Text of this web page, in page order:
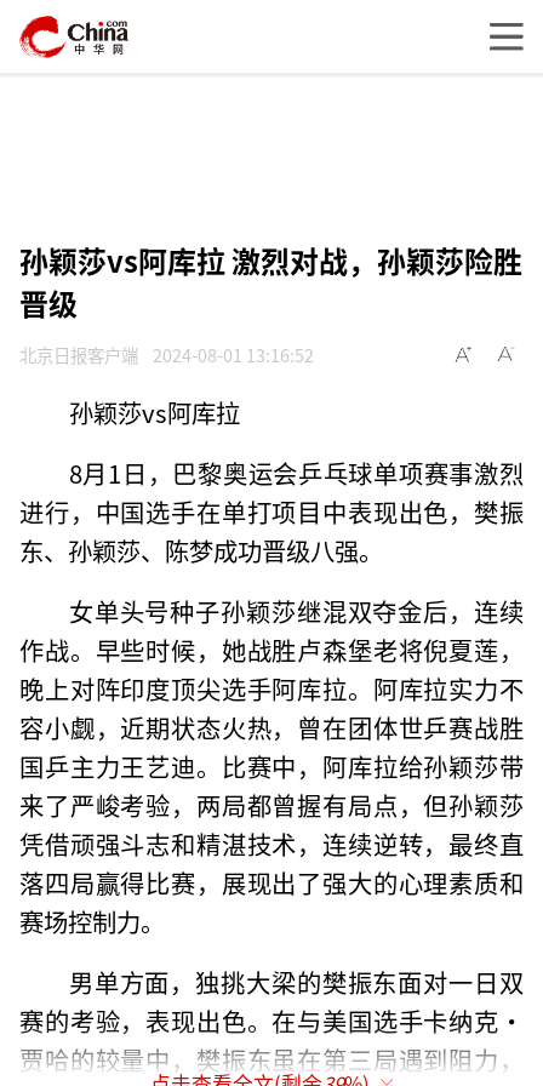
孙颖莎vs阿库拉 激烈对战，孙颖莎险胜
晋级
北京日报客户端 2024-08-01 13:16:52
孙颖莎vs阿库拉
8月1日，巴黎奥运会乒乓球单项赛事激烈
进行，中国选手在单打项目中表现出色，樊振
东、孙颖莎、陈梦成功晋级八强。
女单头号种子孙颖莎继混双夺金后，连续
作战。早些时候，她战胜卢森堡老将倪夏莲，
晚上对阵印度顶尖选手阿库拉。阿库拉实力不
容小觑，近期状态火热，曾在团体世乒赛战胜
国乒主力王艺迪。比赛中，阿库拉给孙颖莎带
来了严峻考验，两局都曾握有局点，但孙颖莎
凭借顽强斗志和精湛技术，连续逆转，最终直
落四局赢得比赛，展现出了强大的心理素质和
赛场控制力。
男单方面，独挑大梁的樊振东面对一日双
赛的考验，表现出色。在与美国选手卡纳克·
贾哈的较量中，樊振东虽在第三局遇到阻力，